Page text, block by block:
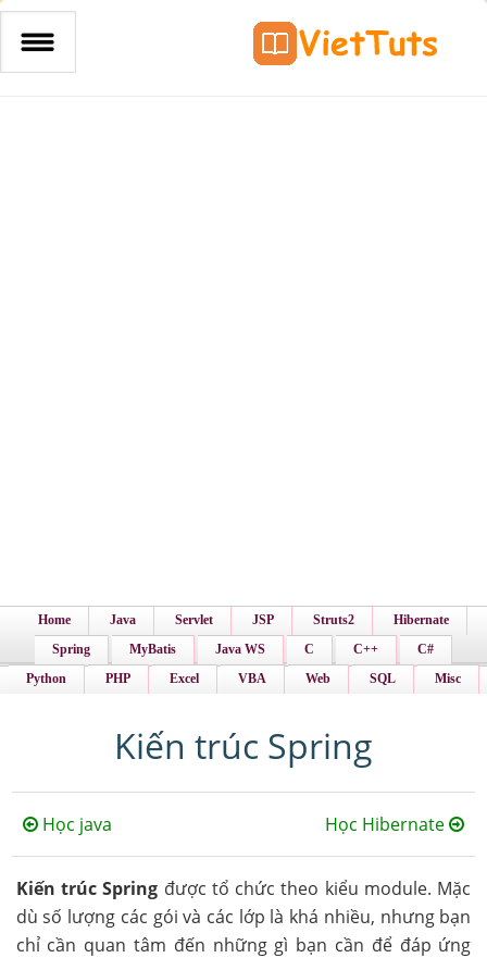
Home Java Servlet JSP Struts2
Hibernate
Spring
MyBatis Java WS C C++
C#
Python
PHP Excel VBA Web SQL Misc
Kiến trúc Spring
Học java Học Hibernate
Kiến trúc Spring được tổ chức theo kiểu module. Mặc
dù số lượng các gói và các lớp là khá nhiều, nhưng bạn
chỉ cần quan tâm đến những gì bạn cần để đáp ứng